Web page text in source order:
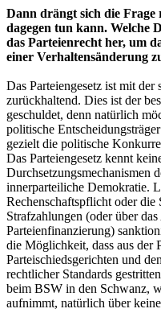
Dann drängt sich die Frage
dagegen tun kann. Welche
das Parteienrecht her, um
einer Verhaltensänderung
Das Parteiengesetz ist mit der
zurückhaltend. Dies ist der
geschuldet, denn natürlich
politische
gezielt die politische
Das Parteiengesetz kennt
Durchsetzungsmechanismen
innerparteiliche Demokratie.
Rechenschaftspflicht oder die
Strafzahlungen (oder über
Parteienfinanzierung)
die Möglichkeit, dass aus der
Parteischiedsgerichten und
rechtlicher Standards
beim BSW in den Schwanz,
aufnimmt, natürlich über